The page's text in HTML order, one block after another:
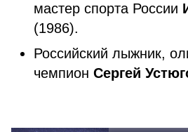
мастер спорта России
(1986).
Российский лыжник,
чемпион Сергей